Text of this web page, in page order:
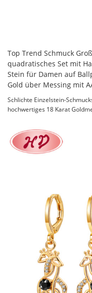
Top Trend Schmuck
quadratisches Set mit
Stein für Damen auf
Gold über Messing mit
Schlichte Einzelstein-
hochwertiges 18 Karat